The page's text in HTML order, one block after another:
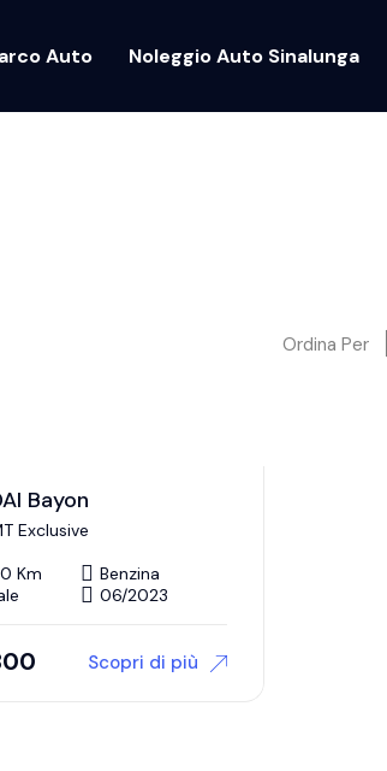
Auto Noleggio Auto Sinalunga
Ordina Per
Bayon
Exclusive
Km
Benzina
06/2023
Scopri di più